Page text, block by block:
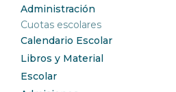
Administración
Cuotas escolares
Calendario Escolar
Libros y Material
Escolar